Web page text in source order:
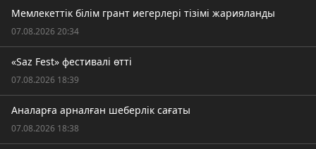
Мемлекеттік білім грант иегерлері тізімі жарияланды
07.08.2026 20:34
«Saz Fest» фестивалі өтті
07.08.2026 18:39
Аналарға арналған шеберлік сағаты
07.08.2026 18:38